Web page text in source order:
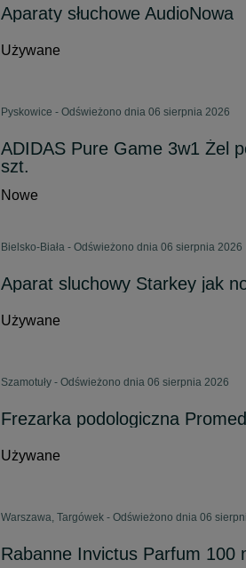
Aparaty słuchowe AudioNowa
Używane
Pyskowice - Odświeżono dnia 06 sierpnia 2026
ADIDAS Pure Game 3w1 Żel
szt.
Nowe
Bielsko-Biała - Odświeżono dnia 06 sierpnia 2026
Aparat sluchowy Starkey jak
Używane
Szamotuły - Odświeżono dnia 06 sierpnia 2026
Frezarka podologiczna
Używane
Warszawa, Targówek - Odświeżono dnia 06
Rabanne Invictus Parfum 100